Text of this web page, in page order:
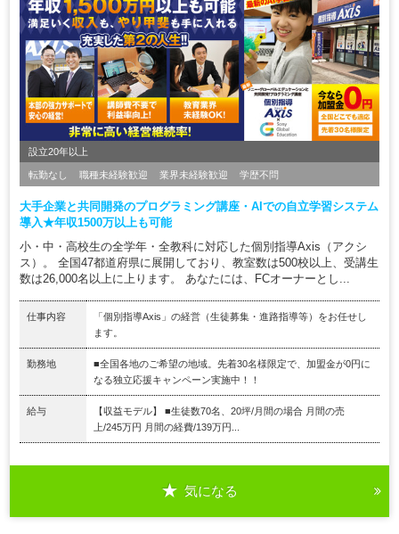
設立20年以上
転勤なし 職種未経験歓迎 業界未経験歓迎 学歴不問
大手企業と共同開発のプログラミング講座・AIでの自立学習システム
導入★年収1500万以上も可能
小・中・高校生の全学年・全教科に対応した個別指導Axis（アクシ
ス）。 全国47都道府県に展開しており、教室数は500校以上、受講生
数は26,000名以上に上ります。 あなたには、FCオーナーとし...
仕事内容
「個別指導Axis」の経営（生徒募集・進路指導等）をお任せし
ます。
勤務地
■全国各地のご希望の地域。先着30名様限定で、加盟金が0円に
なる独立応援キャンペーン実施中！！
給与
【収益モデル】 ■生徒数70名、20坪/月間の場合 月間の売
上/245万円 月間の経費/139万円...
気になる